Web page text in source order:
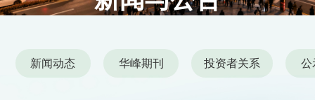
新闻动态 华峰期刊 投资者关系 公